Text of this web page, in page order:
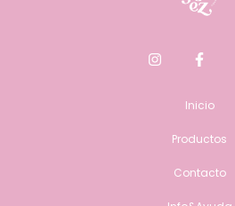
Inicio
Productos
Contacto